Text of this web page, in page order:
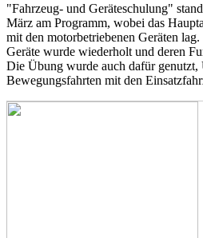
"Fahrzeug- und Geräteschulung"
März am Programm, wobei das
mit den motorbetriebenen Geräten
Geräte wurde wiederholt und deren
Die Übung wurde auch dafür genutzt,
Bewegungsfahrten mit den